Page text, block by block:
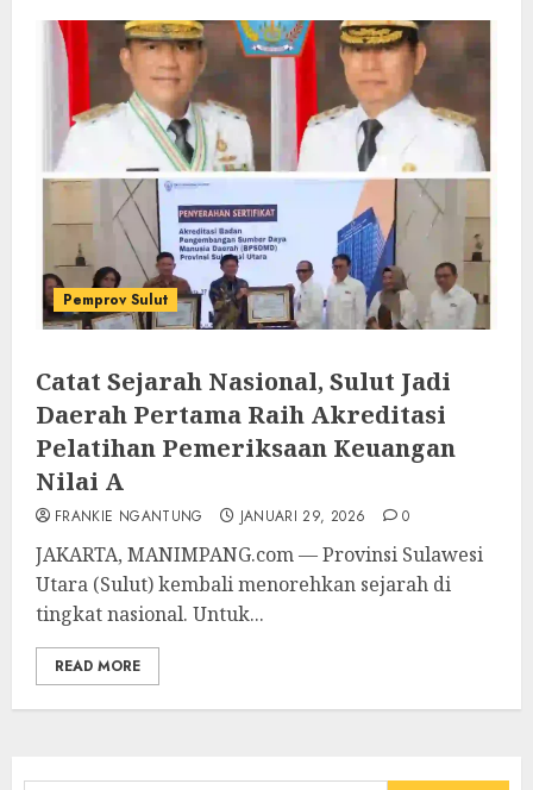
Pemprov Sulut
Catat Sejarah Nasional, Sulut Jadi
Daerah Pertama Raih Akreditasi
Pelatihan Pemeriksaan Keuangan
Nilai A
FRANKIE NGANTUNG JANUARI 29, 2026 0
JAKARTA, MANIMPANG.com — Provinsi Sulawesi
Utara (Sulut) kembali menorehkan sejarah di
tingkat nasional. Untuk...
READ MORE